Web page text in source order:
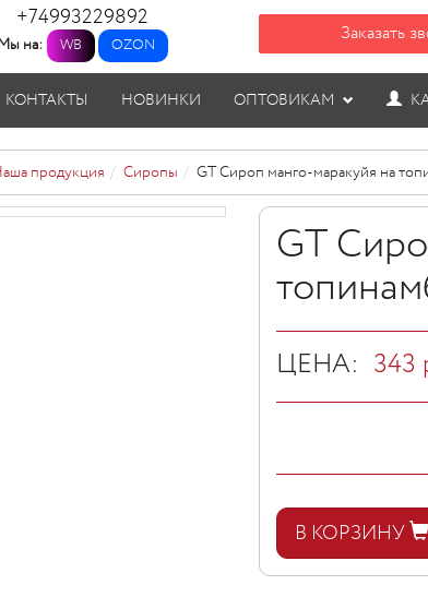
+74993229892
на: WB OZON Заказать
КОНТАКТЫ НОВИНКИ ОПТОВИКАМ
продукция Сиропы GT Сироп манго-маракуйя на
GT
ЦЕНА: 343
В КОРЗИНУ